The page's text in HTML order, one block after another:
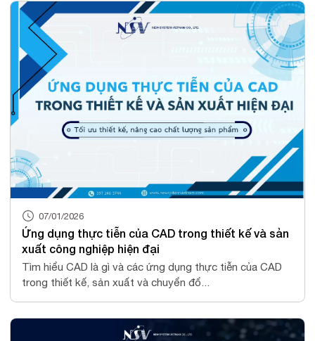
07/01/2026
Ứng dụng thực tiễn của CAD trong thiết kế và sản
xuất công nghiệp hiện đại
Tìm hiểu CAD là gì và các ứng dụng thực tiễn của CAD
trong thiết kế, sản xuất và chuyển đổ...